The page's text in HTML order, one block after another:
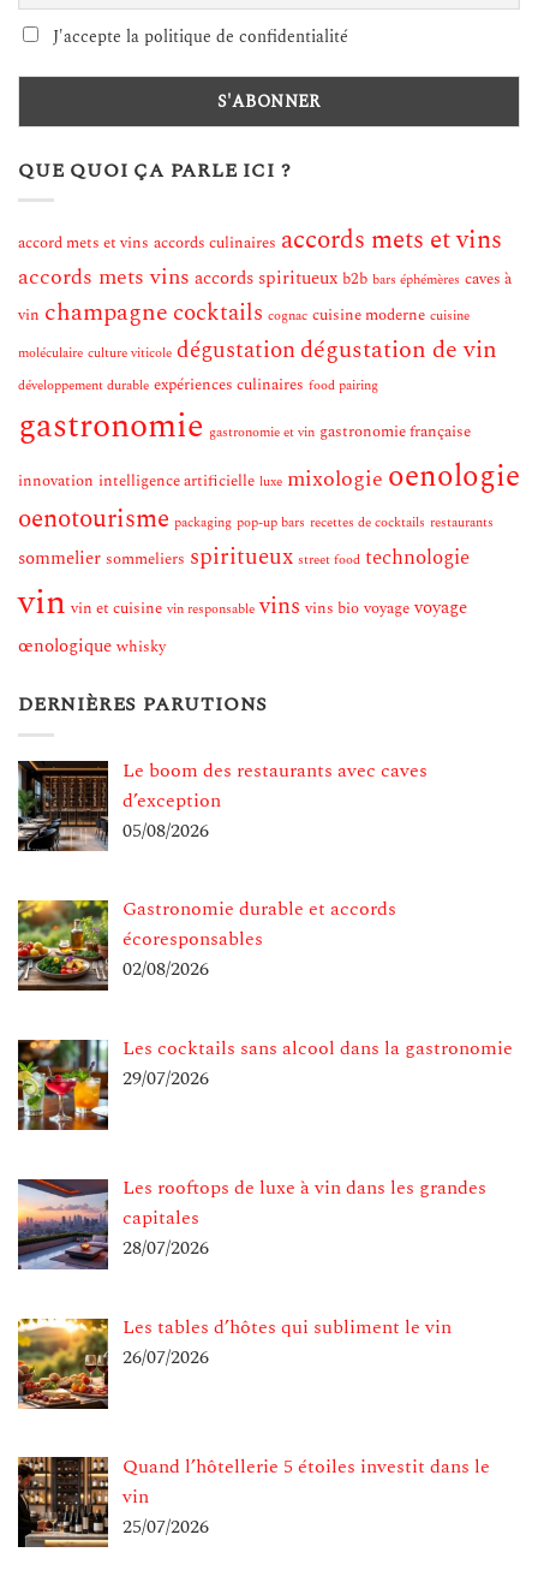
J'accepte la politique de confidentialité
QUE QUOI ÇA PARLE ICI ?
accord mets et vins accords culinaires accords mets et vins
accords mets vins accords spiritueux b2b bars éphémères caves à
vin champagne cocktails cognac cuisine moderne cuisine
moléculaire culture viticole dégustationdégustation de vin
développement durable expériences culinaires food pairing
gastronomie gastronomie et vin gastronomie française
innovation intelligence artificielle luxe mixologie oenologie
oenotourisme packaging pop-up bars recettes de cocktails restaurants
sommelier sommeliers spiritueux street food technologie
vin vin et cuisine vin responsable vins vins bio voyage voyage
œnologique whisky
DERNIÈRES PARUTIONS
Le boom des restaurants avec caves
d’exception
05/08/2026
Gastronomie durable et accords
écoresponsables
02/08/2026
Les cocktails sans alcool dans la gastronomie
29/07/2026
Les rooftops de luxe à vin dans les grandes
capitales
28/07/2026
Les tables d’hôtes qui subliment le vin
26/07/2026
Quand l’hôtellerie 5 étoiles investit dans le
vin
25/07/2026